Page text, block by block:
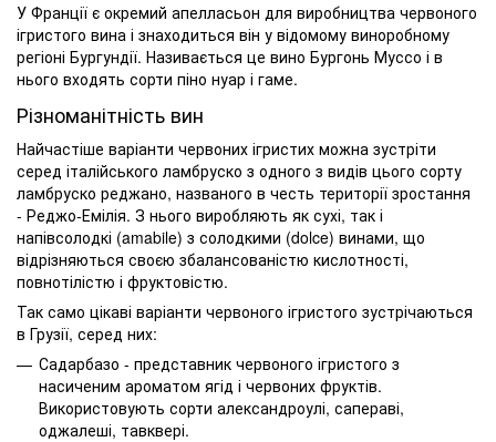
У Франції є окремий апелласьон для виробництва червоного
ігристого вина і знаходиться він у відомому виноробному
регіоні Бургундії. Називається це вино Бургонь Муссо і в
нього входять сорти піно нуар і гаме.
Різноманітність вин
Найчастіше варіанти червоних ігристих можна зустріти
серед італійського ламбруско з одного з видів цього сорту
ламбруско реджано, названого в честь території зростання
- Реджо-Емілія. З нього виробляють як сухі, так і
напівсолодкі (amabile) з солодкими (dolce) винами, що
відрізняються своєю збалансованістю кислотності,
повнотілістю і фруктовістю.
Так само цікаві варіанти червоного ігристого зустрічаються
в Грузії, серед них:
Садарбазо - представник червоного ігристого з
насиченим ароматом ягід і червоних фруктів.
Використовують сорти александроулі, сапераві,
оджалеші, тавквері.